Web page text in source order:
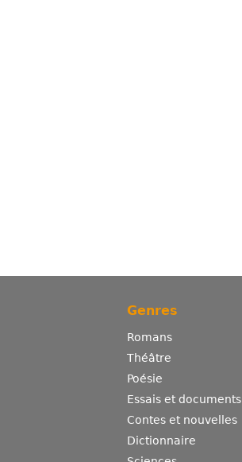
Genres
Romans
Théâtre
Poésie
Essais et documents
Contes et nouvelles
Dictionnaire